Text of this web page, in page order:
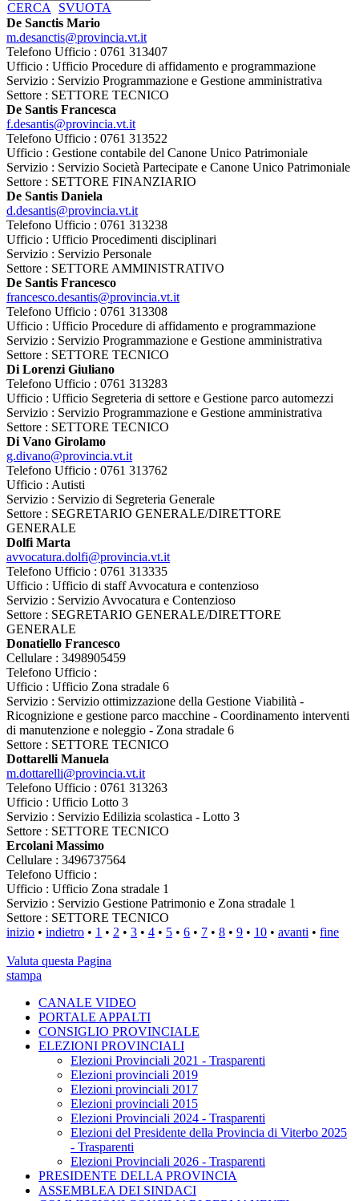
CERCA
SVUOTA
De Sanctis Mario
m.desanctis@provincia.vt.it
Telefono Ufficio : 0761 313407
Ufficio : Ufficio Procedure di affidamento e programmazione
Servizio : Servizio Programmazione e Gestione amministrativa
Settore : SETTORE TECNICO
De Santis Francesca
f.desantis@provincia.vt.it
Telefono Ufficio : 0761 313522
Ufficio : Gestione contabile del Canone Unico Patrimoniale
Servizio : Servizio Società Partecipate e Canone Unico Patrimoniale
Settore : SETTORE FINANZIARIO
De Santis Daniela
d.desantis@provincia.vt.it
Telefono Ufficio : 0761 313238
Ufficio : Ufficio Procedimenti disciplinari
Servizio : Servizio Personale
Settore : SETTORE AMMINISTRATIVO
De Santis Francesco
francesco.desantis@provincia.vt.it
Telefono Ufficio : 0761 313308
Ufficio : Ufficio Procedure di affidamento e programmazione
Servizio : Servizio Programmazione e Gestione amministrativa
Settore : SETTORE TECNICO
Di Lorenzi Giuliano
Telefono Ufficio : 0761 313283
Ufficio : Ufficio Segreteria di settore e Gestione parco automezzi
Servizio : Servizio Programmazione e Gestione amministrativa
Settore : SETTORE TECNICO
Di Vano Girolamo
g.divano@provincia.vt.it
Telefono Ufficio : 0761 313762
Ufficio : Autisti
Servizio : Servizio di Segreteria Generale
Settore : SEGRETARIO GENERALE/DIRETTORE
GENERALE
Dolfi Marta
avvocatura.dolfi@provincia.vt.it
Telefono Ufficio : 0761 313335
Ufficio : Ufficio di staff Avvocatura e contenzioso
Servizio : Servizio Avvocatura e Contenzioso
Settore : SEGRETARIO GENERALE/DIRETTORE
GENERALE
Donatiello Francesco
Cellulare : 3498905459
Telefono Ufficio :
Ufficio : Ufficio Zona stradale 6
Servizio : Servizio ottimizzazione della Gestione Viabilità -
Ricognizione e gestione parco macchine - Coordinamento interventi
di manutenzione e noleggio - Zona stradale 6
Settore : SETTORE TECNICO
Dottarelli Manuela
m.dottarelli@provincia.vt.it
Telefono Ufficio : 0761 313263
Ufficio : Ufficio Lotto 3
Servizio : Servizio Edilizia scolastica - Lotto 3
Settore : SETTORE TECNICO
Ercolani Massimo
Cellulare : 3496737564
Telefono Ufficio :
Ufficio : Ufficio Zona stradale 1
Servizio : Servizio Gestione Patrimonio e Zona stradale 1
Settore : SETTORE TECNICO
inizio • indietro • 1 • 2 • 3 • 4 • 5 • 6 • 7 • 8 • 9 • 10 • avanti • fine
Valuta questa Pagina
stampa
CANALE VIDEO
PORTALE APPALTI
CONSIGLIO PROVINCIALE
ELEZIONI PROVINCIALI
Elezioni Provinciali 2021 - Trasparenti
Elezioni provinciali 2019
Elezioni provinciali 2017
Elezioni provinciali 2015
Elezioni Provinciali 2024 - Trasparenti
Elezioni del Presidente della Provincia di Viterbo 2025
- Trasparenti
Elezioni Provinciali 2026 - Trasparenti
PRESIDENTE DELLA PROVINCIA
ASSEMBLEA DEI SINDACI